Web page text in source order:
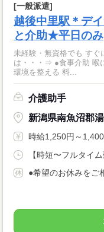
[一般派遣]
越後中里駅＊デ
と介助★平日のみ
未経験・無資格でも すぐにで
は・・・⇒ ●食事介助 喉に通りやすい工夫をするなど 食事しやすい
環境を整える 料...
介護助手
新潟県南魚沼郡
時給1,250円～
【時短〜フルタイ
●希望のお休みをご